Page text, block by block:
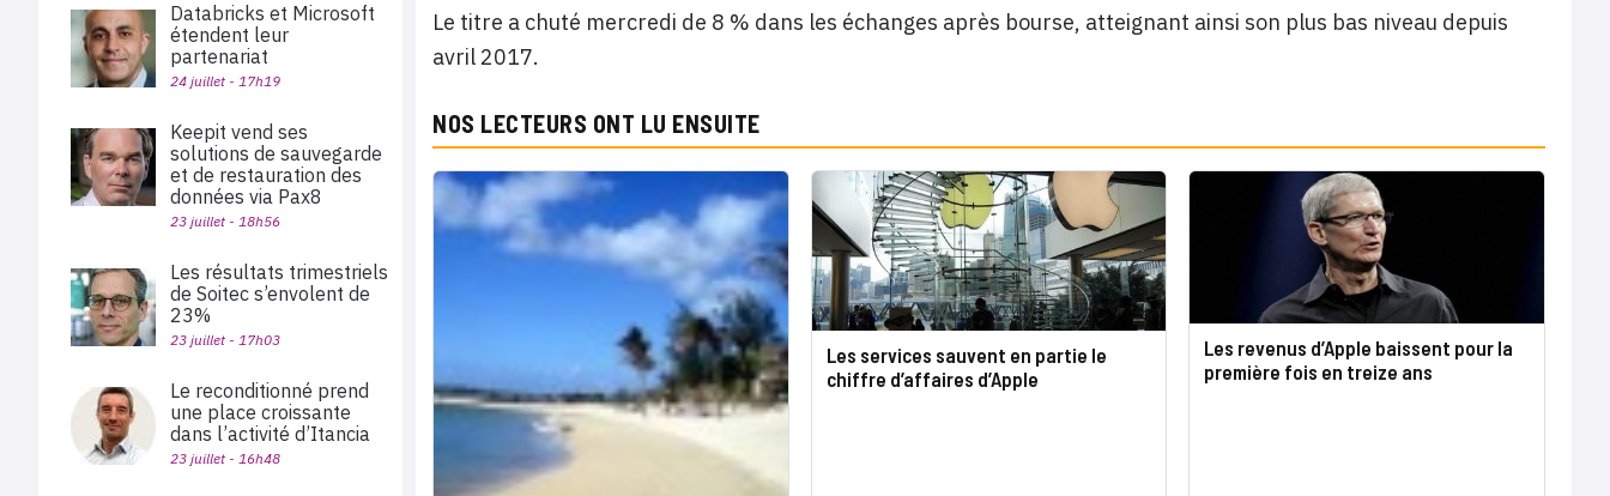
Le titre a chuté mercredi de 8 % dans les échanges après bourse, atteignant ainsi son plus bas niveau depuis
avril 2017.
NOS LECTEURS ONT LU ENSUITE
Les services sauvent en partie le
chiffre d’affaires d’Apple
Les revenus d’Apple baissent pour la
première fois en treize ans
Databricks et Microsoft
étendent leur
partenariat
24 juillet - 17h19
Keepit vend ses
solutions de sauvegarde
et de restauration des
données via Pax8
23 juillet - 18h56
Les résultats trimestriels
de Soitec s’envolent de
23%
23 juillet - 17h03
Le reconditionné prend
une place croissante
dans l’activité d’Itancia
23 juillet - 16h48